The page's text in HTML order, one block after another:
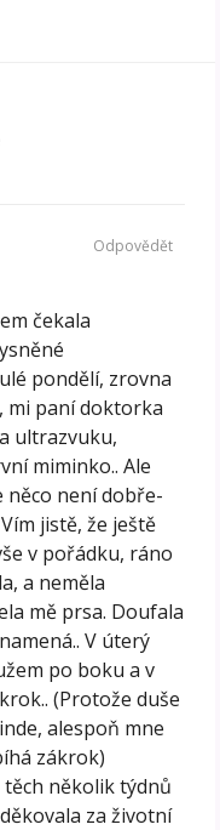
čekala
pondělí, zrovna
mi paní doktorka
ultrazvuku,
miminko.. Ale
něco není dobře-
jistě, že ještě
v pořádku, ráno
a neměla
mě prsa. Doufala
V úterý
po boku a v
(Protože duše
alespoň mne
zákrok)
těch několik týdnů
za životní
Odpovědět